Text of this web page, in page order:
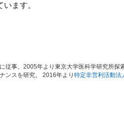
ます。
従事。2005年より東京大学医科学研究所探
ンスを研究。 2016年より 特定非営利活動法